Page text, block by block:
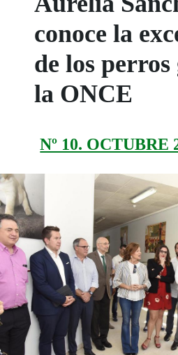
conoce la
de los perros
la ONCE
Nº 10. OCTUBRE